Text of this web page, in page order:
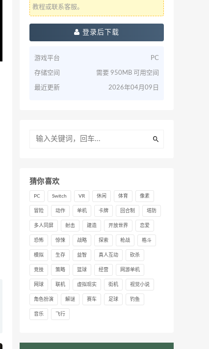
教程或联系客服。
登录后下载
游戏平台 PC
存储空间 需要 950MB 可用空间
最近更新 2026年04月09日
猜你喜欢
PC Switch VR 休闲 体育 像素
冒险 动作 单机 卡牌 回合制 塔防
多人同屏 射击 建造 开放世界 恋爱
恐怖 惊悚 战略 探索 枪战 格斗
模拟 生存 益智 真人互动 砍杀
竞技 策略 篮球 经营 网游单机
网球 联机 虚拟现实 街机 视觉小说
角色扮演 解谜 赛车 足球 钓鱼
音乐 飞行